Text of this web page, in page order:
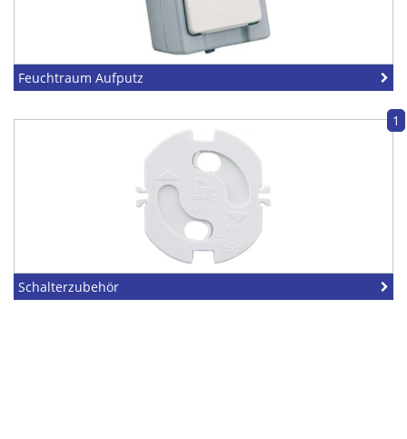
Feuchtraum Aufputz
1
Schalterzubehör